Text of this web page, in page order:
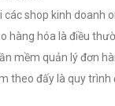
các shop kinh doanh
hàng hóa là điều
mềm quản lý đơn
theo đấy là quy trình